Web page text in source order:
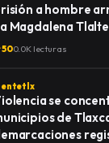
a hombre
Magdalena
500.0K lecturas
se
de